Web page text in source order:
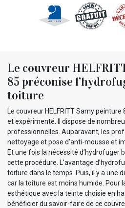
Le couvreur
85 préconise
toiture
Le couvreur HELFRITT Samy
et expérimenté. Il dispose de
professionnelles. Auparavant, les
nettoyage et pose d’anti-mousse et
Et une fois la nécessité d’hydrofuger
cette procédure. L’avantage
toiture dans le temps. Puis, il y a une
car la toiture est moins humide. Pour
esthétique avec la teinte choisie en
bénéficier du savoir-faire de ce